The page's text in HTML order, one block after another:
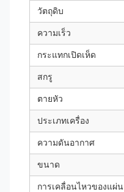
วัตถุดิบ
ความเร็ว
กระแทกเปิดเห็ด
สกรู
ตายหัว
ประเภทเครื่อง
ความดันอากาศ
ขนาด
การเคลื่อนไหวของแผ่น